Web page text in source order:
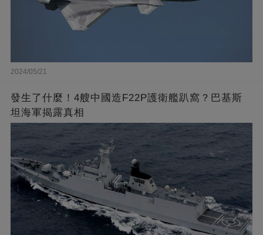
2024/05/21
發生了什麼！4艘中國造F22P護衛艦趴窩？巴基斯
坦海軍揭露真相